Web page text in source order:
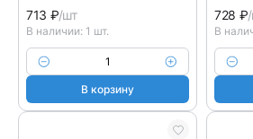
713 ₽/шт
В наличии: 1 шт.
В корзину
728 ₽
В